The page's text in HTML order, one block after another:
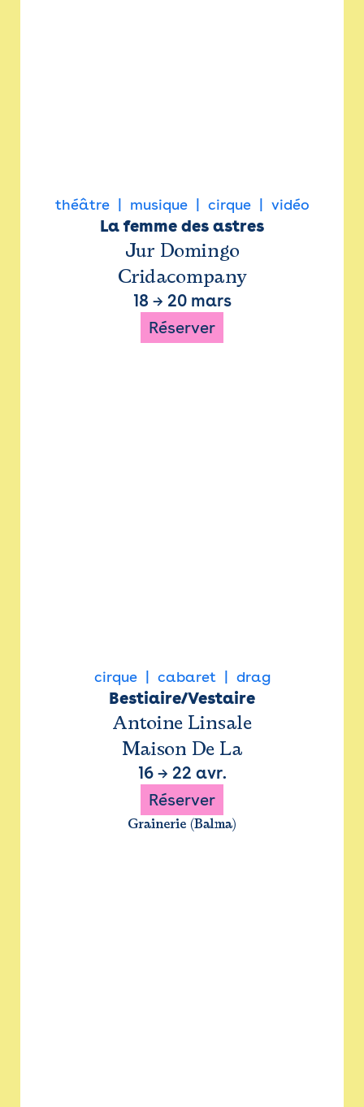
théâtre musique cirque vidéo
La femme des astres
Jur Domingo
Cridacompany
18 → 20 mars
Réserver
cirque cabaret drag
Bestiaire/Vestaire
Antoine Linsale
Maison De La
16→ 22 avr.
Réserver
Grainerie (Balma)